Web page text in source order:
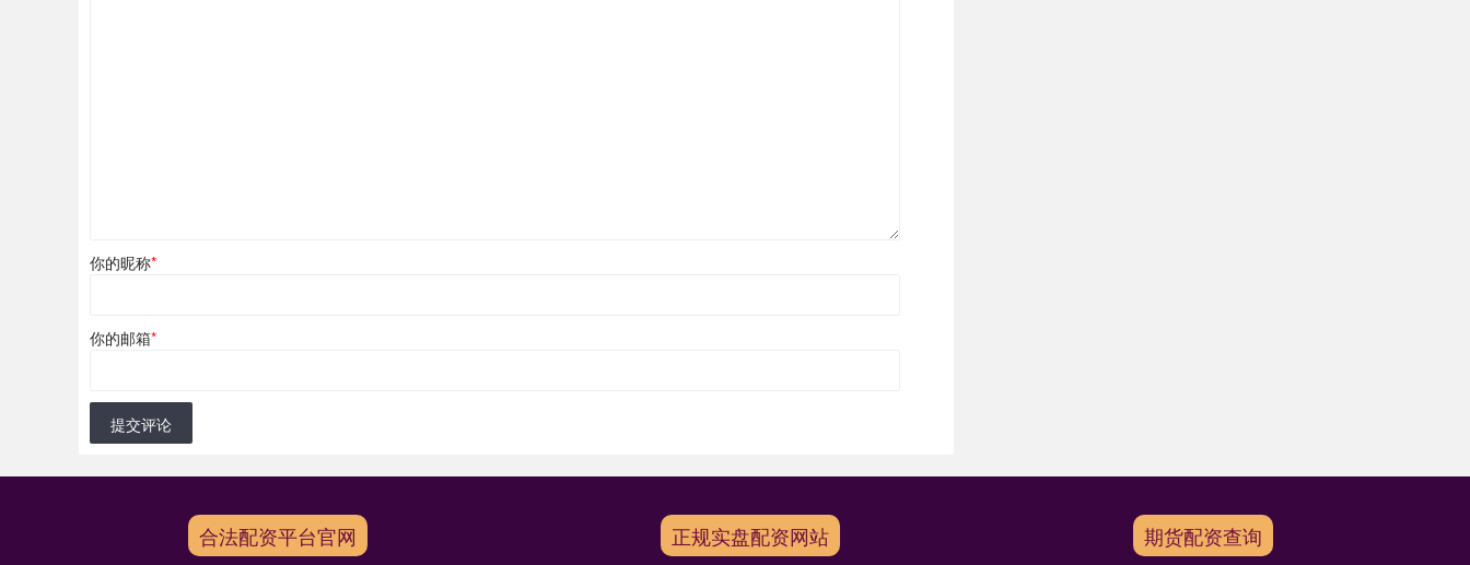
你的昵称*
你的邮箱*
提交评论
合法配资平台官网 正规实盘配资网站 期货配资查询